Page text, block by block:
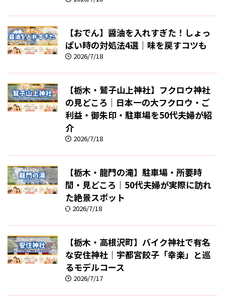
【おでん】醤油を入れすぎた！しょっ
ぱい時の対処法4選｜味を戻すコツも
2026/7/18
【栃木・鷲子山上神社】フクロウ神社
の見どころ｜日本一の大フクロウ・ご
利益・御朱印・駐車場を50代夫婦が紹
介
2026/7/18
【栃木・龍門の滝】駐車場・所要時
間・見どころ｜50代夫婦が実際に訪れ
た絶景スポット
2026/7/18
【栃木・高根沢町】バイク神社で有名
な安住神社｜宇都宮餃子「幸楽」と巡
るモデルコース
2026/7/17